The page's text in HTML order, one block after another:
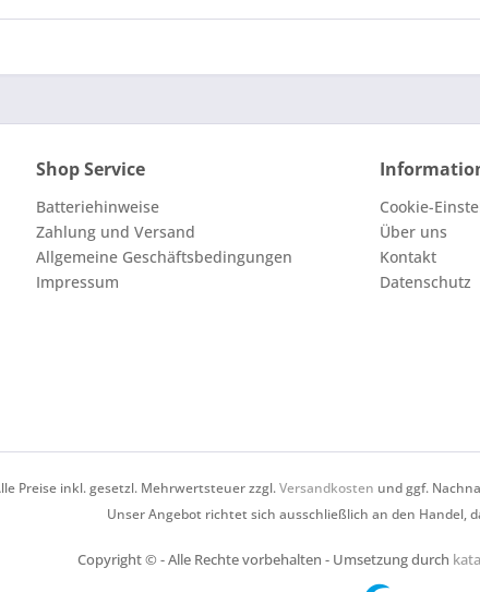
Shop Service
Batteriehinweise
Zahlung und Versand
Allgemeine Geschäftsbedingungen
Impressum
Cookie-
Über uns
Kontakt
Datenschutz
Preise inkl. gesetzl. Mehrwertsteuer zzgl.Versandkosten und ggf.
Unser Angebot richtet sich ausschließlich an den Handel,
Copyright © - Alle Rechte vorbehalten - Umsetzung durch